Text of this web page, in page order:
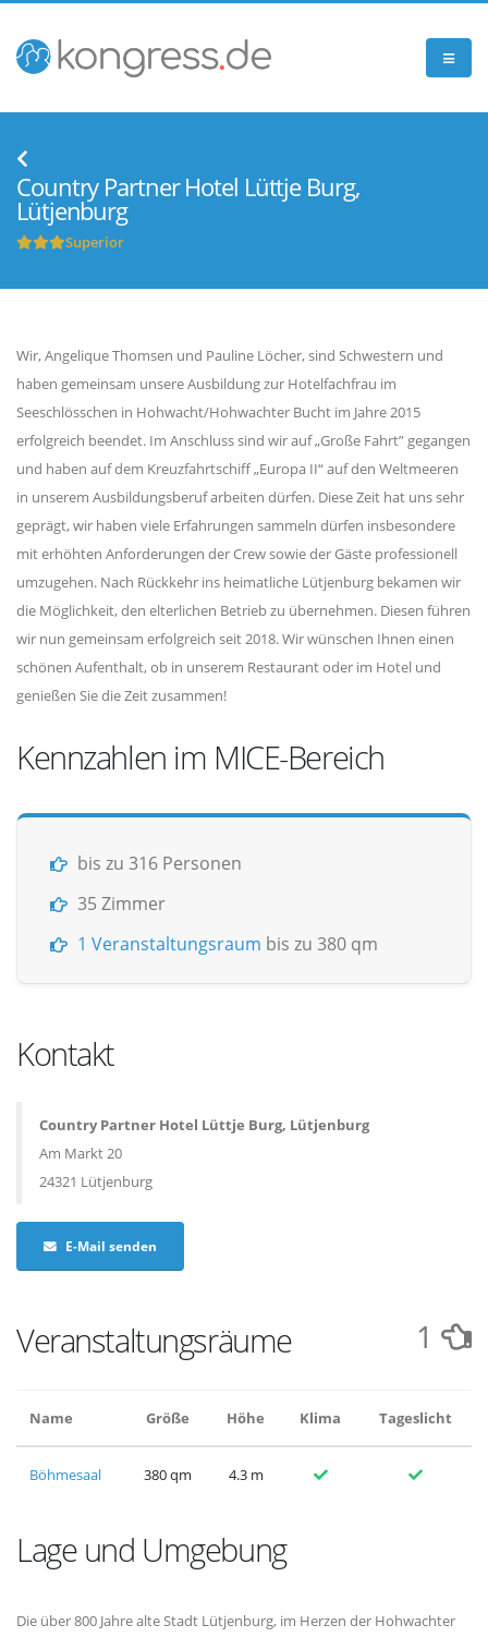
Country Partner Hotel Lüttje Burg,
Lütjenburg
Superior
Wir, Angelique Thomsen und Pauline Löcher, sind Schwestern und
haben gemeinsam unsere Ausbildung zur Hotelfachfrau im
Seeschlösschen in Hohwacht/Hohwachter Bucht im Jahre 2015
erfolgreich beendet. Im Anschluss sind wir auf „Große Fahrt” gegangen
und haben auf dem Kreuzfahrtschiff „Europa II“ auf den Weltmeeren
in unserem Ausbildungsberuf arbeiten dürfen. Diese Zeit hat uns sehr
geprägt, wir haben viele Erfahrungen sammeln dürfen insbesondere
mit erhöhten Anforderungen der Crew sowie der Gäste professionell
umzugehen. Nach Rückkehr ins heimatliche Lütjenburg bekamen wir
die Möglichkeit, den elterlichen Betrieb zu übernehmen. Diesen führen
wir nun gemeinsam erfolgreich seit 2018. Wir wünschen Ihnen einen
schönen Aufenthalt, ob in unserem Restaurant oder im Hotel und
genießen Sie die Zeit zusammen!
Kennzahlen im MICE-Bereich
bis zu 316 Personen
35 Zimmer
1 Veranstaltungsraum bis zu 380 qm
Kontakt
Country Partner Hotel Lüttje Burg, Lütjenburg
Am Markt 20
24321 Lütjenburg
E-Mail senden
Veranstaltungsräume 1
Name Größe Höhe Klima Tageslicht
Böhmesaal 380 qm 4.3 m
Lage und Umgebung
Die über 800 Jahre alte Stadt Lütjenburg, im Herzen der Hohwachter